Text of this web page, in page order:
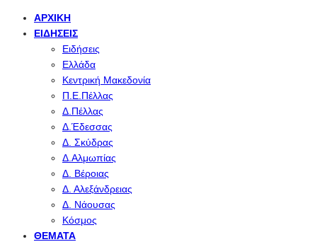
ΑΡΧΙΚΉ
ΕΙΔΉΣΕΙΣ
Ειδήσεις
Ελλάδα
Κεντρική Μακεδονία
Π.Ε.Πέλλας
Δ.Πέλλας
Δ.Έδεσσας
Δ. Σκύδρας
Δ.Αλμωπίας
Δ. Βέροιας
Δ. Αλεξάνδρειας
Δ. Νάουσας
Κόσμος
ΘΈΜΑΤΑ